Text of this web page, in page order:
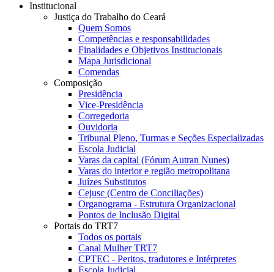
Institucional
Justiça do Trabalho do Ceará
Quem Somos
Competências e responsabilidades
Finalidades e Objetivos Institucionais
Mapa Jurisdicional
Comendas
Composição
Presidência
Vice-Presidência
Corregedoria
Ouvidoria
Tribunal Pleno, Turmas e Seções Especializadas
Escola Judicial
Varas da capital (Fórum Autran Nunes)
Varas do interior e região metropolitana
Juízes Substitutos
Cejusc (Centro de Conciliações)
Organograma - Estrutura Organizacional
Pontos de Inclusão Digital
Portais do TRT7
Todos os portais
Canal Mulher TRT7
CPTEC - Peritos, tradutores e Intérpretes
Escola Judicial